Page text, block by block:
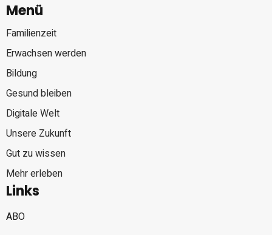
Menü
Familienzeit
Erwachsen werden
Bildung
Gesund bleiben
Digitale Welt
Unsere Zukunft
Gut zu wissen
Mehr erleben
Links
ABO